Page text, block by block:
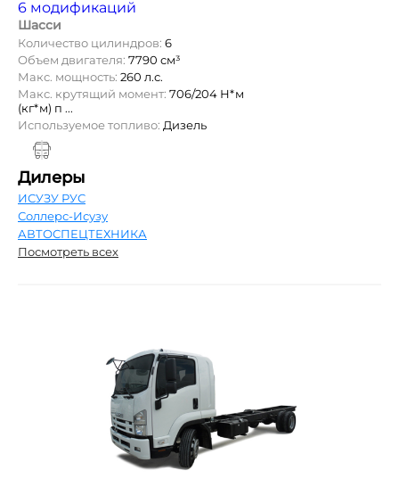
6 модификаций
Шасси
Количество цилиндров: 6
Объем двигателя: 7790 см³
Макс. мощность: 260 л.с.
Макс. крутящий момент: 706/204 Н*м
(кг*м) п ...
Используемое топливо: Дизель
Дилеры
ИСУЗУ РУС
Соллерс-Исузу
АВТОСПЕЦТЕХНИКА
Посмотреть всех